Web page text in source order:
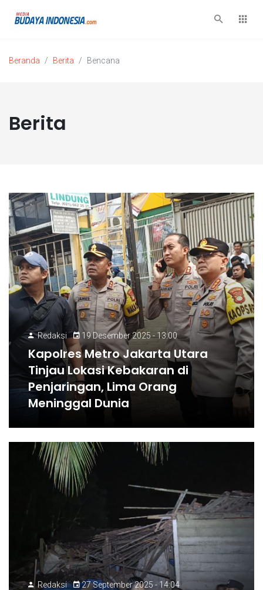
Beranda Berita Bencana
Berita
Redaksi 19 Desember 2025 - 13:00
Kapolres Metro Jakarta Utara
Tinjau Lokasi Kebakaran di
Penjaringan, Lima Orang
Meninggal Dunia
Redaksi 27 September 2025 - 14:04